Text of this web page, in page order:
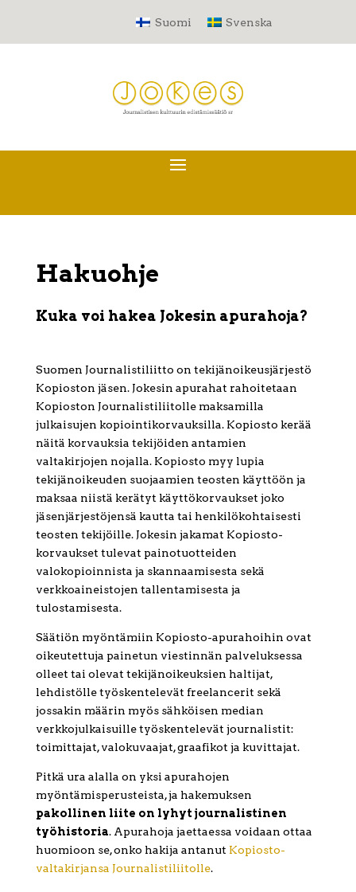
Suomi Svenska
Hakuohje
Kuka voi hakea Jokesin apurahoja?
Suomen Journalistiliitto on tekijänoikeusjärjestö
Kopioston jäsen. Jokesin apurahat rahoitetaan
Kopioston Journalistiliitolle maksamilla
julkaisujen kopiointikorvauksilla. Kopiosto kerää
näitä korvauksia tekijöiden antamien
valtakirjojen nojalla. Kopiosto myy lupia
tekijänoikeuden suojaamien teosten käyttöön ja
maksaa niistä kerätyt käyttökorvaukset joko
jäsenjärjestöjensä kautta tai henkilökohtaisesti
teosten tekijöille. Jokesin jakamat Kopiosto-
korvaukset tulevat painotuotteiden
valokopioinnista ja skannaamisesta sekä
verkkoaineistojen tallentamisesta ja
tulostamisesta.
Säätiön myöntämiin Kopiosto-apurahoihin ovat
oikeutettuja painetun viestinnän palveluksessa
olleet tai olevat tekijänoikeuksien haltijat,
lehdistölle työskentelevät freelancerit sekä
jossakin määrin myös sähköisen median
verkkojulkaisuille työskentelevät journalistit:
toimittajat, valokuvaajat, graafikot ja kuvittajat.
Pitkä ura alalla on yksi apurahojen
myöntämisperusteista, ja hakemuksen
pakollinen liite on lyhyt journalistinen
työhistoria. Apurahoja jaettaessa voidaan ottaa
huomioon se, onko hakija antanut Kopiosto-
valtakirjansa Journalistiliitolle.